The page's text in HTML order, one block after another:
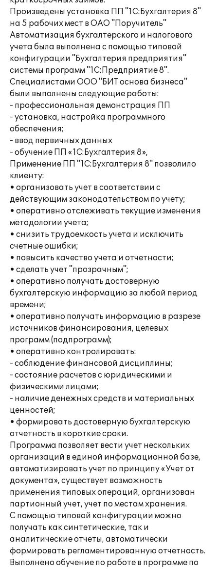
Произведены установка ПП "1С:Бухгалтерия 8"
на 5 рабочих мест в ОАО "Поручитель"
Автоматизация бухгалтерского и налогового
учета была выполнена с помощью типовой
конфигурации "Бухгалтерия предприятия"
системы программ "1С:Предприятие 8".
Специалистами ООО "БИТ основа бизнеса"
были выполнены следующие работы:
- профессиональная демонстрация ПП
- установка, настройка программного
обеспечения;
- ввод первичных данных
- обучение ПП «1С:Бухгалтерия 8»,
Применение ПП "1С:Бухгалтерия 8" позволило
клиенту:
• организовать учет в соответствии с
действующим законодательством по учету;
• оперативно отслеживать текущие изменения
методологии учета;
• снизить трудоемкость учета и исключить
счетные ошибки;
• повысить качество учета и отчетности;
• сделать учет "прозрачным";
• оперативно получать достоверную
бухгалтерскую информацию за любой период
времени;
• оперативно получать информацию в разрезе
источников финансирования, целевых
программ (подпрограмм);
• оперативно контролировать:
- соблюдение финансовой дисциплины;
- состояние расчетов с юридическими и
физическими лицами;
- наличие денежных средств и материальных
ценностей;
• формировать достоверную бухгалтерскую
отчетность в короткие сроки.
Программа позволяет вести учет нескольких
организаций в единой информационной базе,
автоматизировать учет по принципу «Учет от
документа», существует возможность
применения типовых операций, организован
партионный учет, учет по местам хранения.
С помощью типовой конфигурации можно
получать как синтетические, так и
аналитические отчеты, автоматически
формировать регламентированную отчетность.
Выполнено обучение по работе в программе по